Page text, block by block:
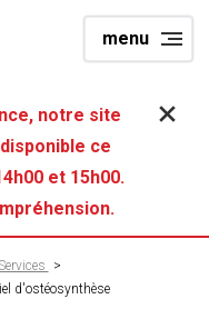
menu
notre site
ce
et 15h00.
>
d'ostéosynthèse